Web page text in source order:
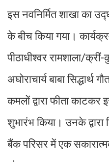
इस नवनिर्मित शाखा का
के बीच किया गया।
पीठाधीश्वर रामशाला/
अघोराचार्य बाबा
कमलों द्वारा फीता काटकर
शुभारंभ किया। उनके
बैंक परिसर में एक